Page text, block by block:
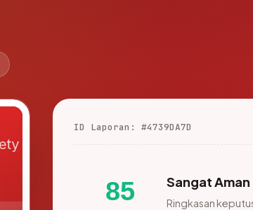
ID Laporan: #4739DA7D
85 Sangat Aman
Ringkasan